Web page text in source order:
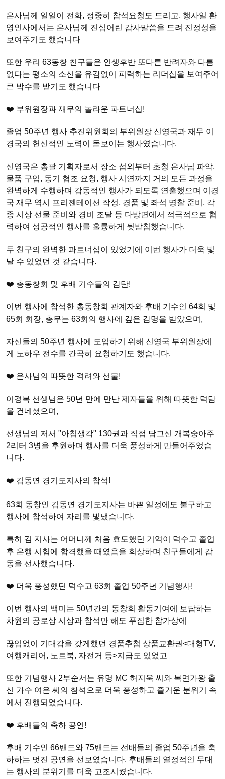
은사님께 일일이 전화, 정중히 참석요청도 드리고, 행사일 환
영인사에서는 은사님께 진심어린 감사말씀을 드려 진정성을
보여주기도 했습니다
또한 우리 63동창 친구들은 인생후반 또다른 반려자와 다름
없다는 평소의 소신을 유감없이 피력하는 리더십을 보여주어
큰 박수를 받기도 했습니다
❤️ 부위원장과 재무의 놀라운 파트너십!
졸업 50주년 행사 추진위원회의 부위원장 신영국과 재무 이
경국의 헌신적인 노력이 돋보이는 행사였습니다.
신영국은 총괄 기획자로서 장소 섭외부터 초청 은사님 파악,
물품 구입, 동기 협조 요청, 행사 시연까지 거의 모든 과정을
완벽하게 수행하며 감동적인 행사가 되도록 연출했으며 이경
국 재무 역시 프리젠테이션 작성, 경품 및 좌석 명찰 준비, 각
종 시상 선물 준비와 경비 조달 등 다방면에서 적극적으로 협
력하여 성공적인 행사를 훌륭하게 뒷받침했습니다.
두 친구의 완벽한 파트너십이 있었기에 이번 행사가 더욱 빛
날 수 있었던 것 같습니다.
❤️ 총동창회 및 후배 기수들의 감탄!
이번 행사에 참석한 총동창회 관계자와 후배 기수인 64회 및
65회 회장, 총무는 63회의 행사에 깊은 감명을 받았으며,
자신들의 50주년 행사에 도입하기 위해 신영국 부위원장에
게 노하우 전수를 간곡히 요청하기도 했습니다.
❤️ 은사님의 따뜻한 격려와 선물!
이경복 선생님은 50년 만에 만난 제자들을 위해 따뜻한 덕담
을 건네셨으며,
선생님의 저서 "아침생각" 130권과 직접 담그신 개복숭아주
2리터 3병을 후원하며 행사를 더욱 풍성하게 만들어주었습
니다.
❤️ 김동연 경기도지사의 참석!
63회 동창인 김동연 경기도지사는 바쁜 일정에도 불구하고
행사에 참석하여 자리를 빛냈습니다.
특히 김 지사는 어머니께 처음 효도했던 기억이 덕수고 졸업
후 은행 시험에 합격했을 때였음을 회상하며 친구들에게 감
동을 선사했습니다.
❤️ 더욱 풍성했던 덕수고 63회 졸업 50주년 기념행사!
이번 행사의 백미는 50년간의 동창회 활동기여에 보답하는
차원의 공로상 시상과 참석만 해도 푸짐한 참가상에
끊임없이 기대감을 갖게했던 경품추첨 상품교환권<대형TV,
여행캐리어, 노트북, 자전거 등>지급도 있었고
또한 기념행사 2부순서는 유명 MC 허지욱 씨와 복면가왕 출
신 가수 여은 씨의 참석으로 더욱 풍성하고 즐거운 분위기 속
에서 진행되었습니다.
❤️ 후배들의 축하 공연!
후배 기수인 66밴드와 75밴드는 선배들의 졸업 50주년을 축
하하는 멋진 공연을 선보였습니다. 후배들의 열정적인 무대
는 행사의 분위기를 더욱 고조시켰습니다.